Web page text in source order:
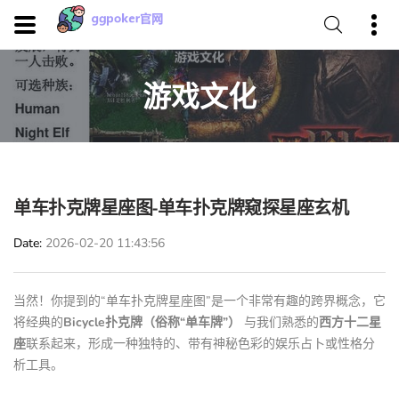
游戏文化
单车扑克牌星座图-单车扑克牌窥探星座玄机
Date 2026-02-20 11:43:56
当然！你提到的“单车扑克牌星座图”是一个非常有趣的跨界概念，它
将经典的Bicycle扑克牌（俗称“单车牌”） 与我们熟悉的西方十二星
座联系起来，形成一种独特的、带有神秘色彩的娱乐占卜或性格分
析工具。